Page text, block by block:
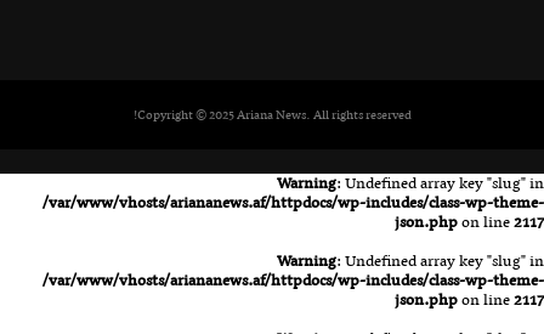
Copyright © 2025 Ariana News. All rights reserved!
Warning: Undefined array key "slug" in
/var/www/vhosts/ariananews.af/httpdocs/wp-includes/class-wp-theme-
json.phpon line2117
Warning: Undefined array key "slug" in
/var/www/vhosts/ariananews.af/httpdocs/wp-includes/class-wp-theme-
json.phpon line2117